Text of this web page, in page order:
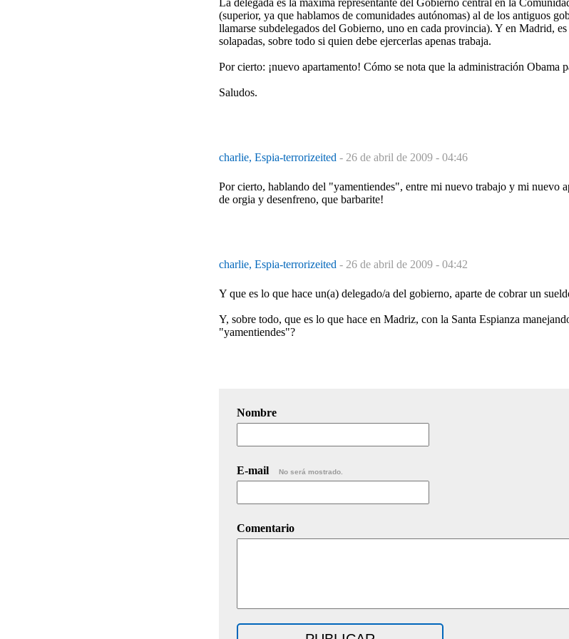
(superior, ya que hablamos de comunidades autónomas) al de los antiguos
llamarse subdelegados del Gobierno, uno en cada provincia). Y en Madrid,
solapadas, sobre todo si quien debe ejercerlas apenas trabaja.
Por cierto: ¡nuevo apartamento! Cómo se nota que la administración Obama
Saludos.
charlie, Espia-terrorizeited - 26 de abril de 2009 - 04:46
Por cierto, hablando del "yamentiendes", entre mi nuevo trabajo y mi nuevo
de orgia y desenfreno, que barbarite!
charlie, Espia-terrorizeited - 26 de abril de 2009 - 04:42
Y que es lo que hace un(a) delegado/a del gobierno, aparte de cobrar un
Y, sobre todo, que es lo que hace en Madriz, con la Santa Espianza
"yamentiendes"?
Nombre
E-mail No será mostrado.
Comentario